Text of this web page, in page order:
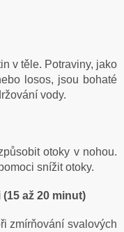
v těle. Potraviny, jako
losos, jsou bohaté
vody.
otoky v nohou.
snížit otoky.
až 20 minut)
zmírňování svalových